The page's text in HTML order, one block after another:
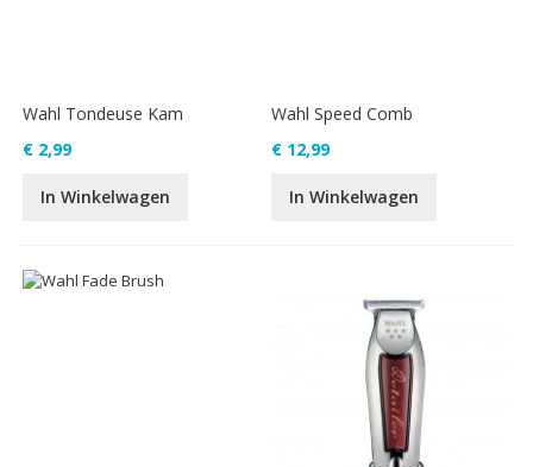
Wahl Tondeuse Kam
€ 2,99
In Winkelwagen
Wahl Speed Comb
€ 12,99
In Winkelwagen